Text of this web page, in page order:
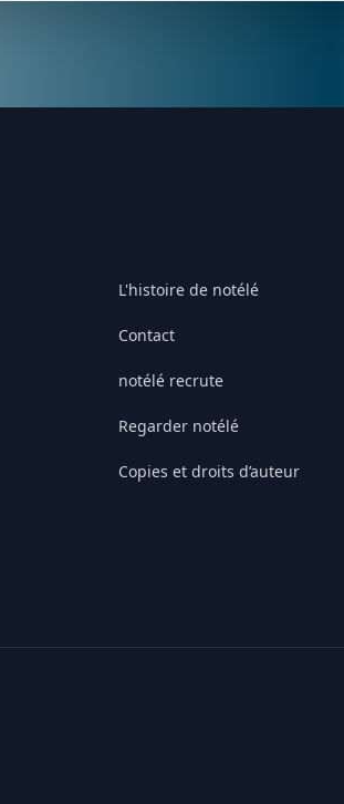
L'histoire de notélé
Contact
notélé recrute
Regarder notélé
Copies et droits d’auteur